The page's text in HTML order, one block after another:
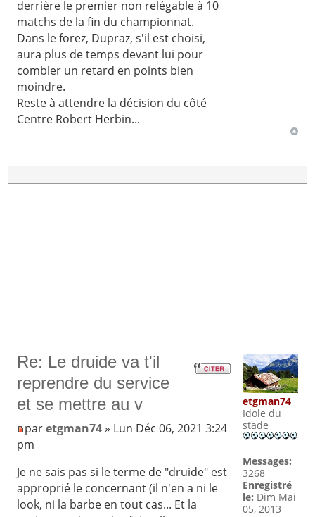
derrière le premier non relégable à 10
matchs de la fin du championnat.
Dans le forez, Dupraz, s'il est choisi,
aura plus de temps devant lui pour
combler un retard en points bien
moindre.
Reste à attendre la décision du côté
Centre Robert Herbin...
Re: Le druide va t'il
reprendre du service
et se mettre au v
paretgman74» Lun Déc 06, 2021 3:24
pm
Je ne sais pas si le terme de "druide" est
approprié le concernant (il n'en a ni le
look, ni la barbe en tout cas... Et la
etgman74
Idole du
stade
Messages:
3268
Enregistré
le: Dim Mai
05, 2013